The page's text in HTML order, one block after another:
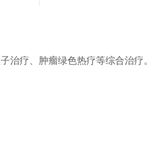
治疗、肿瘤绿色热疗等综合治疗。